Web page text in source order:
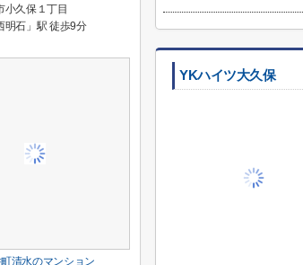
YKハイツ大久保
小久保１丁目
明石」駅 徒歩9分
清水のマンション